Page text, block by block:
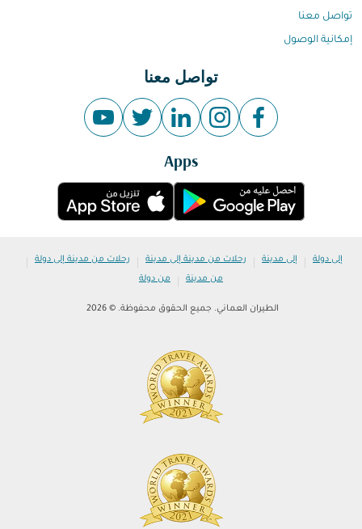
تواصل معنا
إمكانية الوصول
تواصل معنا
Apps
إلى دولة | إلى مدينة | رحلات من مدينة إلى مدينة | رحلات من مدينة إلى دولة |
من مدينة | من دولة
الطيران العماني. جميع الحقوق محفوظة. © 2026